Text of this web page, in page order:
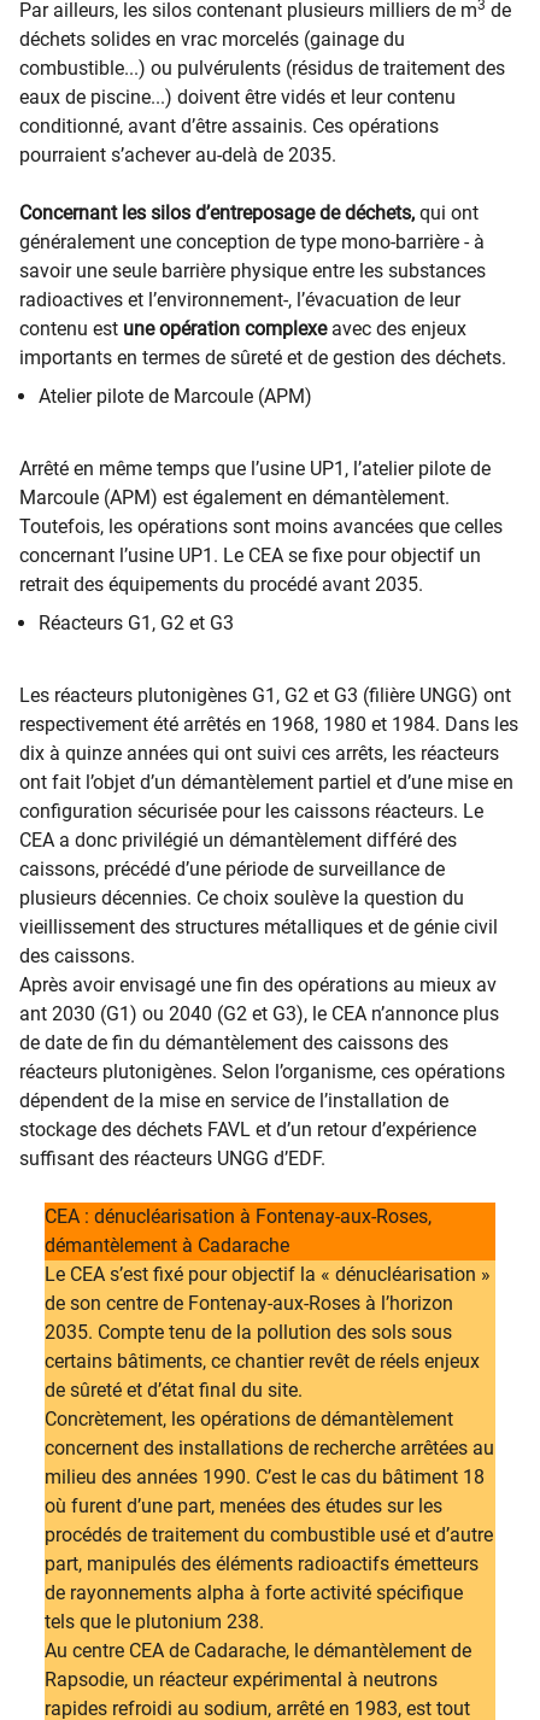
Par ailleurs, les silos contenant plusieurs milliers de m3 de
déchets solides en vrac morcelés (gainage du
combustible...) ou pulvérulents (résidus de traitement des
eaux de piscine...) doivent être vidés et leur contenu
conditionné, avant d’être assainis. Ces opérations
pourraient s’achever au-delà de 2035.
Concernant les silos d’entreposage de déchets, qui ont
généralement une conception de type mono-barrière - à
savoir une seule barrière physique entre les substances
radioactives et l’environnement-, l’évacuation de leur
contenu est une opération complexeavec des enjeux
importants en termes de sûreté et de gestion des déchets.​
Atelier pilote de Marcoule (APM)
Arrêté en même temps que l’usine UP1, l’atelier pilote de
Marcoule (APM) est également en démantèlement.
Toutefois, les opérations sont moins avancées que celles
concernant l’usine UP1. Le CEA se fixe pour objectif un
retrait des équipements du procédé avant 2035.
Réacteurs G1, G2 et G3
Les réacteurs plutonigènes G1, G2 et G3 (filière UNGG) ont
respectivement été arrêtés en 1968, 1980 et 1984. Dans les
dix à quinze années qui ont suivi ces arrêts, les réacteurs
ont fait l’objet d’un démantèlement partiel et d’une mise en
configuration sécurisée pour les caissons réacteurs. Le
CEA a donc privilégié un démantèlement différé des
caissons, précédé d’une période de surveillance de
plusieurs décennies. Ce choix soulève la question du
vieillissement des structures métalliques et de génie civil
des caissons.
Après avoir envisagé une fin des opérations au mieux av​
ant 2030 (G1) ou 2040 (G2 et G3), le CEA n’annonce plus
de date de fin du démantèlement des caissons des
réacteurs plutonigènes. Selon l’organisme, ces opérations
dépendent de la mise en service de l’installation de
stockage des déchets FAVL et d’un retour d’expérience
suffisant des réacteurs UNGG d’EDF.
CEA : dénucléarisation à Fontenay-aux-Roses,
démantèlement à Cadarache
Le CEA s’est fixé pour objectif la « dénucléarisation »
de son centre de Fontenay-aux-Roses à l’horizon
2035. Compte tenu de la pollution des sols sous
certains bâtiments, ce chantier revêt de réels enjeux
de sûreté et d’état final du site.
Concrètement, les opérations de démantèlement
concernent des installations de recherche arrêtées au
milieu des années 1990. C’est le cas du bâtiment 18
où furent d’une part, menées des études sur les
procédés de traitement du combustible usé et d’autre
part, manipulés des éléments radioactifs émetteurs
de rayonnements alpha à forte activité spécifique
tels que le plutonium 238.
Au centre CEA de Cadarache, le démantèlement de
Rapsodie, un réacteur expérimental à neutrons
rapides refroidi au sodium, arrêté en 1983, est tout